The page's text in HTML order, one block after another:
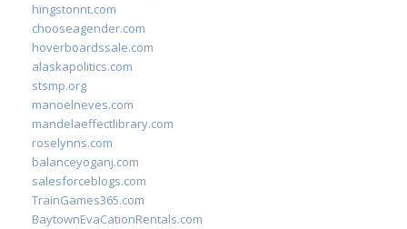
hingstonnt.com
chooseagender.com
hoverboardssale.com
alaskapolitics.com
stsmp.org
manoelneves.com
mandelaeffectlibrary.com
roselynns.com
balanceyoganj.com
salesforceblogs.com
TrainGames365.com
BaytownEvaCationRentals.com